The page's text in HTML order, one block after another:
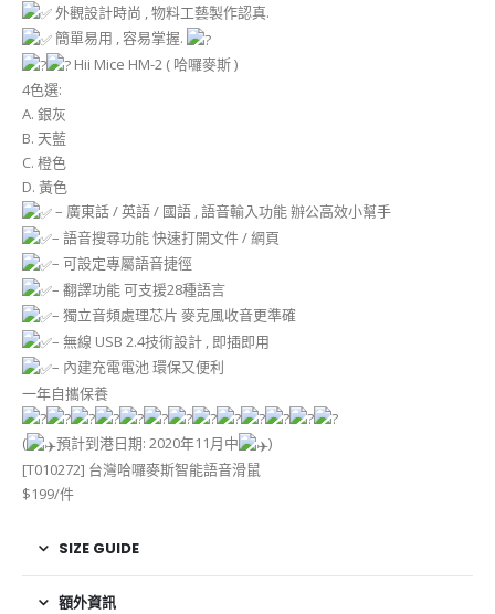
外觀設計時尚 , 物料工藝製作認真.
簡單易用 , 容易掌握.
Hii Mice HM-2 ( 哈囉麥斯 )
4色選:
A. 銀灰
B. 天藍
C. 橙色
D. 黃色
– 廣東話 / 英語 / 國語 , 語音輸入功能 辦公高效小幫手
– 語音搜尋功能 快速打開文件 / 網頁
– 可設定專屬語音捷徑
– 翻譯功能 可支援28種語言
– 獨立音頻處理芯片 麥克風收音更準確
– 無線 USB 2.4技術設計 , 即插即用
– 內建充電電池 環保又便利
一年自攜保養
( 預計到港日期: 2020年11月中
)
[T010272] 台灣哈囉麥斯智能語音滑鼠
$199/件
SIZE GUIDE
額外資訊